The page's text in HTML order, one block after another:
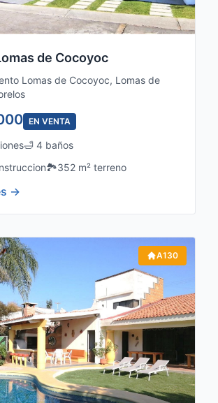
de Cocoyoc
Lomas de Cocoyoc, Lomas de
EN VENTA
🛁 4 baños
🏞️352 m² terreno
→
A130